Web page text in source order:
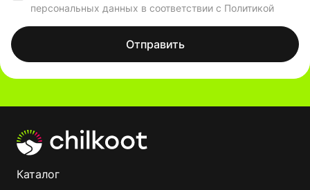
персональных данных в соответствии с Политикой
Отправить
Каталог